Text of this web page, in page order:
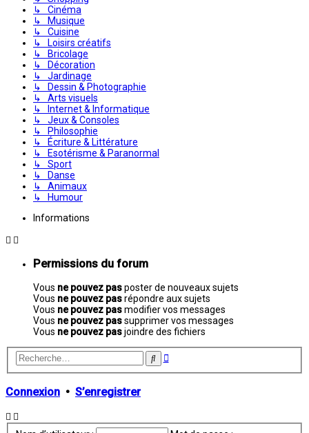
↳ Cinéma
↳ Musique
↳ Cuisine
↳ Loisirs créatifs
↳ Bricolage
↳ Décoration
↳ Jardinage
↳ Dessin & Photographie
↳ Arts visuels
↳ Internet & Informatique
↳ Jeux & Consoles
↳ Philosophie
↳ Écriture & Littérature
↳ Esotérisme & Paranormal
↳ Sport
↳ Danse
↳ Animaux
↳ Humour
Informations
Permissions du forum
Vous ne pouvez pasposter de nouveaux sujets
Vous ne pouvez pasrépondre aux sujets
Vous ne pouvez pasmodifier vos messages
Vous ne pouvez passupprimer vos messages
Vous ne pouvez pasjoindre des fichiers
Rechercher
Recherche
Connexion • S’enregistrer